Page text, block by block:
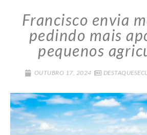
Francisco envia
pedindo mais
pequenos
OUTUBRO 17, 2024